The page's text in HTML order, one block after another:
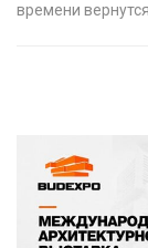
времени